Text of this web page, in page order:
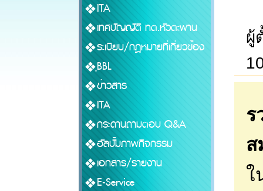
ITA
เทศบัญญัติ ทต.หัวตะพาน
ระเบียบ/กฎหมายที่เกี่ยวข้อง
ฺฺBBL
ข่าวสาร
ITA
กระดานถามตอบ Q&A
อัลบั้มภาพกิจกรรม
เอกสาร/รายงาน
E-Service
ผู้
ร
ส
ใ